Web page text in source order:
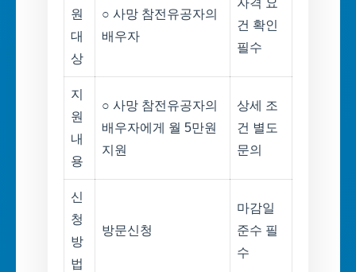
원
대
상
○ 사망 참전유공자의
배우자
자격 요
건 확인
필수
지
원
내
용
○ 사망 참전유공자의
배우자에게 월 5만원
지원
상세 조
건 별도
문의
신
청
방
법
방문신청
마감일
준수 필
수